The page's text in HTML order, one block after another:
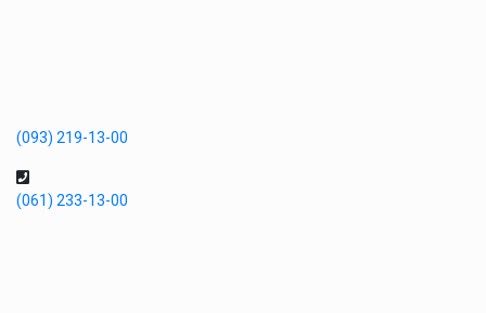
(093) 219-13-00
(061) 233-13-00